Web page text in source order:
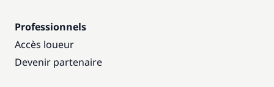
Professionnels
Accès loueur
Devenir partenaire